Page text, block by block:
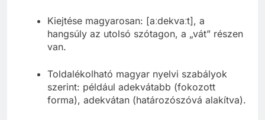
Kiejtése magyarosan: [aːdekvaːt], a
hangsúly az utolsó szótagon, a „vát” részen
van.
Toldalékolható magyar nyelvi szabályok
szerint: például adekvátabb (fokozott
forma), adekvátan (határozószóvá alakítva).